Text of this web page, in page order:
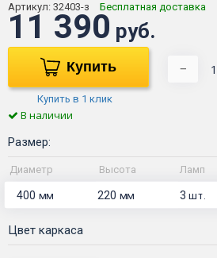
Артикул: 32403-з Бесплатная доставка
11 390 руб.
Купить
Купить в 1 клик
−
В наличии
Размер:
Диаметр Высота Ламп
400 мм 220 мм 3шт.
Цвет каркаса